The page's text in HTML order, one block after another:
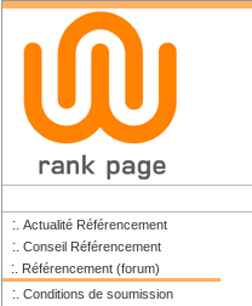
:. Actualité Référencement
:. Conseil Référencement
:. Référencement (forum)
:. Conditions de soumission